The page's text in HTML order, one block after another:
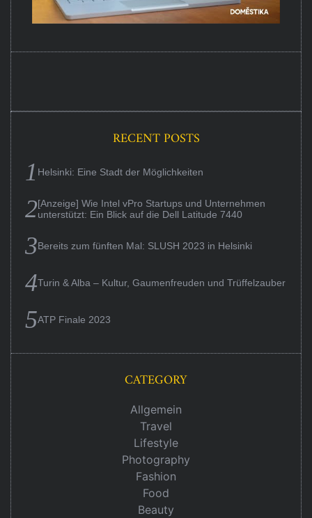
RECENT POSTS
Helsinki: Eine Stadt der Möglichkeiten
[Anzeige] Wie Intel vPro Startups und Unternehmen
unterstützt: Ein Blick auf die Dell Latitude 7440
Bereits zum fünften Mal: SLUSH 2023 in Helsinki
Turin & Alba – Kultur, Gaumenfreuden und Trüffelzauber
ATP Finale 2023
CATEGORY
Allgemein
Travel
Lifestyle
Photography
Fashion
Food
Beauty